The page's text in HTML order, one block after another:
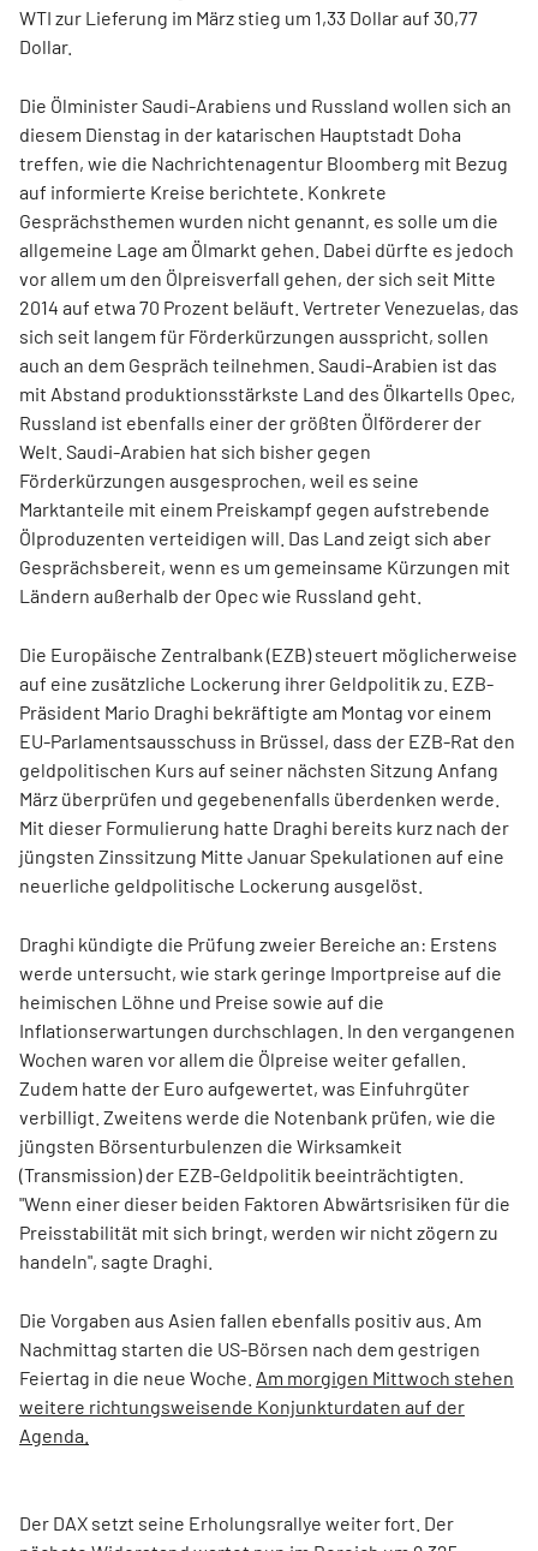
WTI zur Lieferung im März stieg um 1,33 Dollar auf 30,77
Dollar.
Die Ölminister Saudi-Arabiens und Russland wollen sich an
diesem Dienstag in der katarischen Hauptstadt Doha
treffen, wie die Nachrichtenagentur Bloomberg mit Bezug
auf informierte Kreise berichtete. Konkrete
Gesprächsthemen wurden nicht genannt, es solle um die
allgemeine Lage am Ölmarkt gehen. Dabei dürfte es jedoch
vor allem um den Ölpreisverfall gehen, der sich seit Mitte
2014 auf etwa 70 Prozent beläuft. Vertreter Venezuelas, das
sich seit langem für Förderkürzungen ausspricht, sollen
auch an dem Gespräch teilnehmen. Saudi-Arabien ist das
mit Abstand produktionsstärkste Land des Ölkartells Opec,
Russland ist ebenfalls einer der größten Ölförderer der
Welt. Saudi-Arabien hat sich bisher gegen
Förderkürzungen ausgesprochen, weil es seine
Marktanteile mit einem Preiskampf gegen aufstrebende
Ölproduzenten verteidigen will. Das Land zeigt sich aber
Gesprächsbereit, wenn es um gemeinsame Kürzungen mit
Ländern außerhalb der Opec wie Russland geht.
Die Europäische Zentralbank (EZB) steuert möglicherweise
auf eine zusätzliche Lockerung ihrer Geldpolitik zu. EZB-
Präsident Mario Draghi bekräftigte am Montag vor einem
EU-Parlamentsausschuss in Brüssel, dass der EZB-Rat den
geldpolitischen Kurs auf seiner nächsten Sitzung Anfang
März überprüfen und gegebenenfalls überdenken werde.
Mit dieser Formulierung hatte Draghi bereits kurz nach der
jüngsten Zinssitzung Mitte Januar Spekulationen auf eine
neuerliche geldpolitische Lockerung ausgelöst.
Draghi kündigte die Prüfung zweier Bereiche an: Erstens
werde untersucht, wie stark geringe Importpreise auf die
heimischen Löhne und Preise sowie auf die
Inflationserwartungen durchschlagen. In den vergangenen
Wochen waren vor allem die Ölpreise weiter gefallen.
Zudem hatte der Euro aufgewertet, was Einfuhrgüter
verbilligt. Zweitens werde die Notenbank prüfen, wie die
jüngsten Börsenturbulenzen die Wirksamkeit
(Transmission) der EZB-Geldpolitik beeinträchtigten.
"Wenn einer dieser beiden Faktoren Abwärtsrisiken für die
Preisstabilität mit sich bringt, werden wir nicht zögern zu
handeln", sagte Draghi.
Die Vorgaben aus Asien fallen ebenfalls positiv aus. Am
Nachmittag starten die US-Börsen nach dem gestrigen
Feiertag in die neue Woche. Am morgigen Mittwoch stehen
weitere richtungsweisende Konjunkturdaten auf der
Agenda.
Der DAX setzt seine Erholungsrallye weiter fort. Der